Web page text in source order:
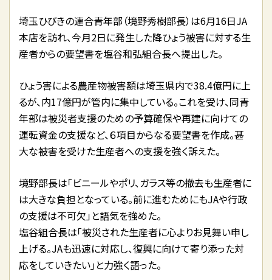
埼玉ひびきの連合青年部（境野秀樹部長）は6月16日JA
本店を訪れ、今月2日に発生した降ひょう被害に対する生
産者からの要望書を塩谷和弘組合長へ提出した。
ひょう害による農産物被害額は埼玉県内で38.4億円に上
るが、内17億円が管内に集中している。これを受け、同青
年部は被災者支援のための予算確保や再建に向けての
運転資金の支援など、６項目からなる要望書を作成。甚
大な被害を受けた生産者への支援を強く訴えた。
境野部長は「ビニールやポリ、ガラス等の撤去も生産者に
は大きな負担となっている。前に進むためにもJAや行政
の支援は不可欠」と語気を強めた。
塩谷組合長は「被災された生産者に心よりお見舞い申し
上げる。JAも迅速に対応し、復興に向けて寄り添った対
応をしていきたい」と力強く語った。